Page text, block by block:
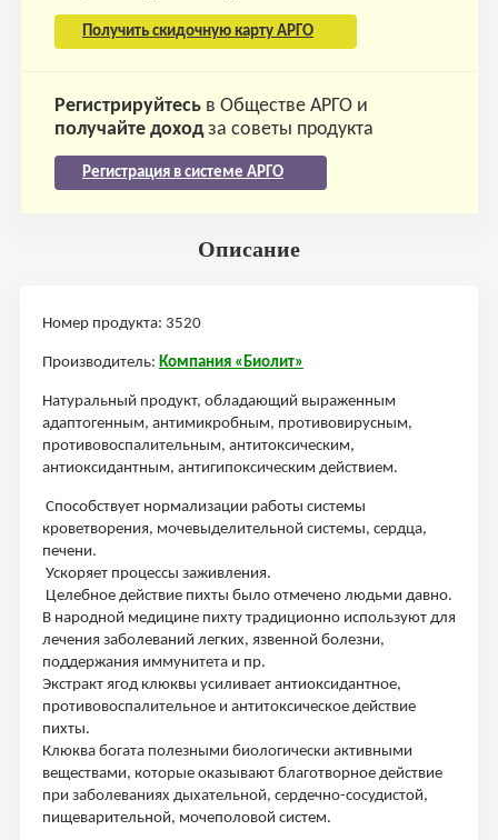
Получить скидочную карту АРГО
Регистрируйтесьв Обществе АРГО и
получайте доходза советы продукта
Регистрация в системе АРГО
Описание
Номер продукта: 3520
Производитель: Компания «Биолит»
Натуральный продукт, обладающий выраженным
адаптогенным, антимикробным, противовирусным,
противовоспалительным, антитоксическим,
антиоксидантным, антигипоксическим действием.
Способствует нормализации работы системы
кроветворения, мочевыделительной системы, сердца,
печени.
Ускоряет процессы заживления.
Целебное действие пихты было отмечено людьми давно.
В народной медицине пихту традиционно используют для
лечения заболеваний легких, язвенной болезни,
поддержания иммунитета и пр.
Экстракт ягод клюквы усиливает антиоксидантное,
противовоспалительное и антитоксическое действие
пихты.
Клюква богата полезными биологически активными
веществами, которые оказывают благотворное действие
при заболеваниях дыхательной, сердечно-сосудистой,
пищеварительной, мочеполовой систем.